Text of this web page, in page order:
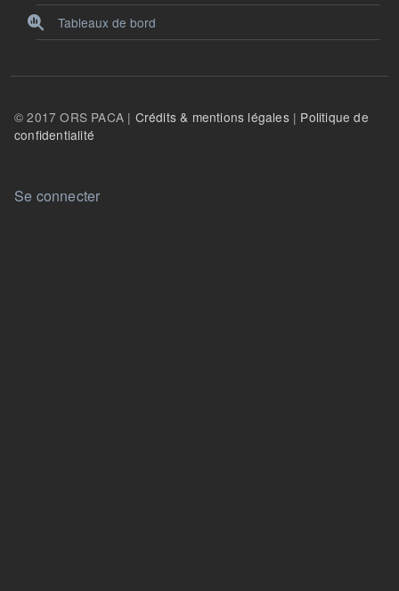
Tableaux de bord
© 2017 ORS PACA | Crédits & mentions légales| Politique de
confidentialité
User account menu
Se connecter